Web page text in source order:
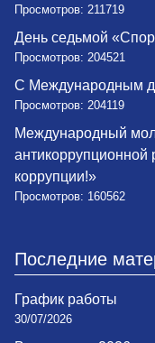
Просмотров: 211719
День седьмой
Просмотров: 204521
С Международным
Просмотров: 204119
Международный
коррупции!»
Просмотров: 160562
Последние
График работы
30/07/2026